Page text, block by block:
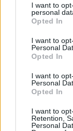
not limited to
grant or deny
use your data
consent section.
I want to
personal
Opted In
I want to
Personal
Opted In
I want to
Personal
Opted In
I want to
Retention,
Personal
έμειναν στο 1-
πήρε αναβολή